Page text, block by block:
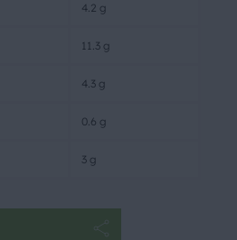
4.2 g
11.3 g
4.3 g
0.6 g
3 g